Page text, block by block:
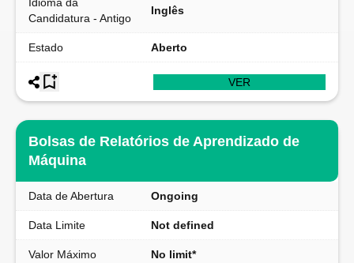
Candidatura - Antigo
Inglês
Estado Aberto
VER
Bolsas de Relatórios de Aprendizado de
Máquina
Data de Abertura Ongoing
Data Limite Not defined
Valor Máximo No limit*